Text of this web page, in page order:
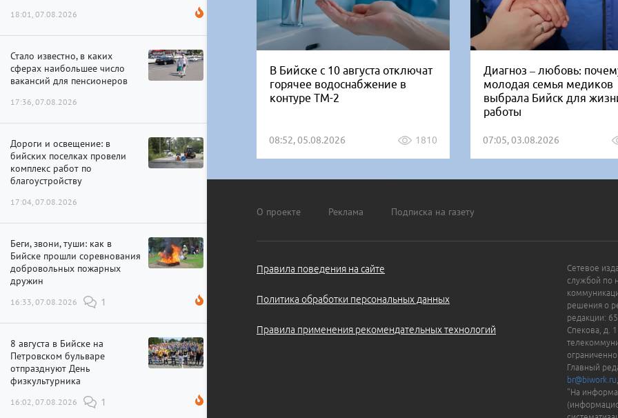
18:01, 07.08.2026
Стало известно, в каких
сферах наибольшее число
вакансий для пенсионеров
17:36, 07.08.2026
Дороги и освещение: в
бийских поселках провели
комплекс работ по
благоустройству
17:04, 07.08.2026
Беги, звони, туши: как в
Бийске прошли соревнования
добровольных пожарных
дружин
16:33, 07.08.2026 1
8 августа в Бийске на
Петровском бульваре
отпразднуют День
физкультурника
16:02, 07.08.2026 1
В Бийске с 10 августа отключат
горячее водоснабжение в
контуре ТМ-2
08:52, 05.08.2026 1810
Диагноз – любовь:
молодая семья медиков
выбрала Бийск для
работы
07:05, 03.08.2026
О проекте Реклама Подписка на газету
Правила поведения на сайте
Политика обработки персональных данных
Правила применения рекомендательных технологий
Сетевое
службой по
решения о
редакции:
Спекова, д.
Главный
br@biwork.ru
"На